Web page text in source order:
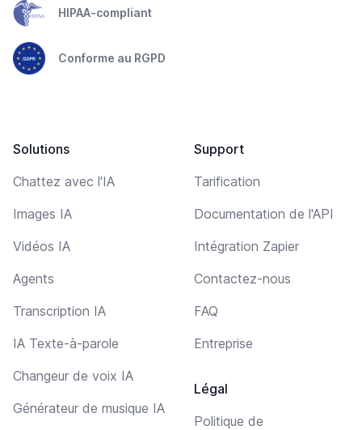
HIPAA-compliant
Conforme au RGPD
Solutions
Chattez avec l'IA
Images IA
Vidéos IA
Agents
Transcription IA
IA Texte-à-parole
Changeur de voix IA
Générateur de musique IA
Support
Tarification
Documentation de l'API
Intégration Zapier
Contactez-nous
FAQ
Entreprise
Légal
Politique de